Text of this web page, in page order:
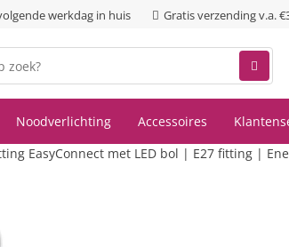
werkdag in huis Gratis verzending v.a.
Noodverlichting Accessoires
EasyConnect met LED bol | E27 fitting |